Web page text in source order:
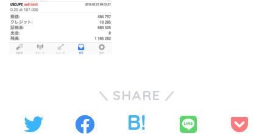
SHARE